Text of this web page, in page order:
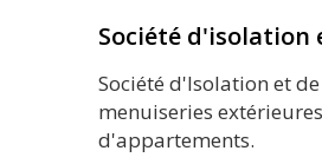
Etudes et enquêtes
Société d'isolation
Société d'Isolation et
menuiseries
d'appartements.